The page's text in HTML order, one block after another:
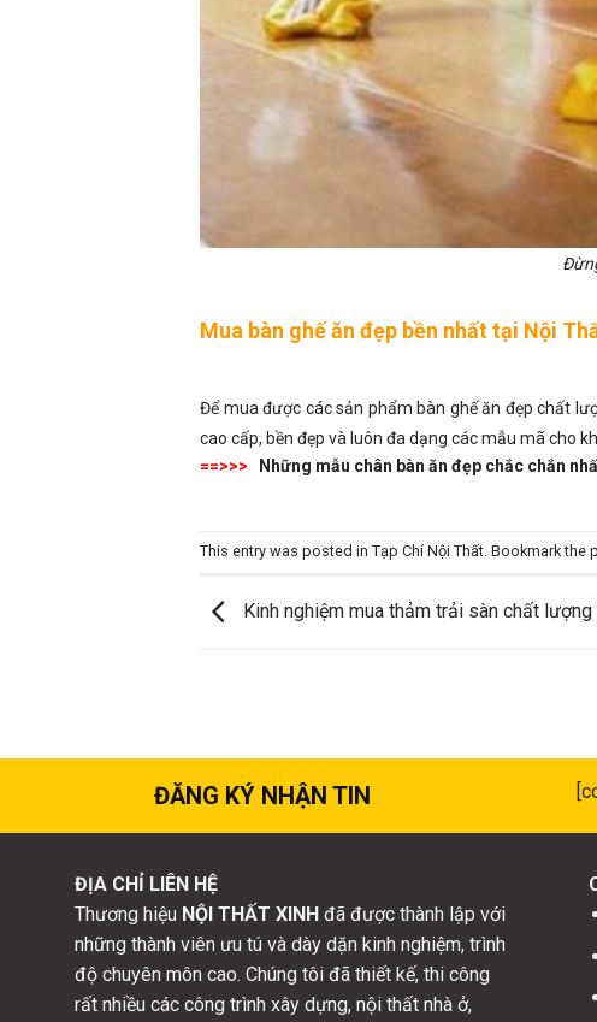
Mua bàn ghế ăn đẹp bền nhất tại Nội
Để mua được các sản phẩm bàn ghế ăn đẹp chất
cao cấp, bền đẹp và luôn đa dạng các mẫu mã cho
==>>>
Những mẫu chân bàn ăn đẹp chắc chắn
This entry was posted inTạp Chí Nội Thất . Bookmark the
Kinh nghiệm mua thảm trải sàn chất lượng
ĐĂNG KÝ NHẬN TIN
ĐỊA CHỈ LIÊN HỆ
Thương hiệu NỘI THẤT XINH đã được thành lập với
những thành viên ưu tú và dày dặn kinh nghiệm, trình
độ chuyên môn cao. Chúng tôi đã thiết kế, thi công
rất nhiều các công trình xây dựng, nội thất nhà ở,